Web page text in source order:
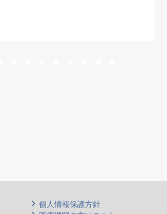
個人情報保護方針